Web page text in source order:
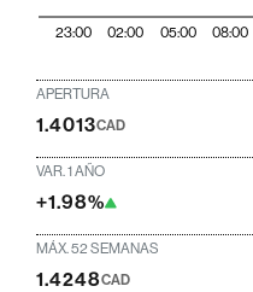
23:00 02:00 05:00 08:00
APERTURA
1.4013CAD
VAR. 1 AÑO
+1.98%
MÁX. 52 SEMANAS
1.4248CAD